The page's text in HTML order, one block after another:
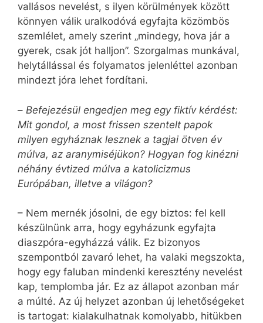
vallásos nevelést, s ilyen körülmények között
könnyen válik uralkodóvá egyfajta közömbös
szemlélet, amely szerint „mindegy, hova jár a
gyerek, csak jót halljon”. Szorgalmas munkával,
helytállással és folyamatos jelenléttel azonban
mindezt jóra lehet fordítani.
– Befejezésül engedjen meg egy fiktív kérdést:
Mit gondol, a most frissen szentelt papok
milyen egyháznak lesznek a tagjai ötven év
múlva, az aranymiséjükon? Hogyan fog kinézni
néhány évtized múlva a katolicizmus
Európában, illetve a világon?
– Nem mernék jósolni, de egy biztos: fel kell
készülnünk arra, hogy egyházunk egyfajta
diaszpóra-egyházzá válik. Ez bizonyos
szempontból zavaró lehet, ha valaki megszokta,
hogy egy faluban mindenki keresztény nevelést
kap, templomba jár. Ez az állapot azonban már
a múlté. Az új helyzet azonban új lehetőségeket
is tartogat: kialakulhatnak komolyabb, hitükben